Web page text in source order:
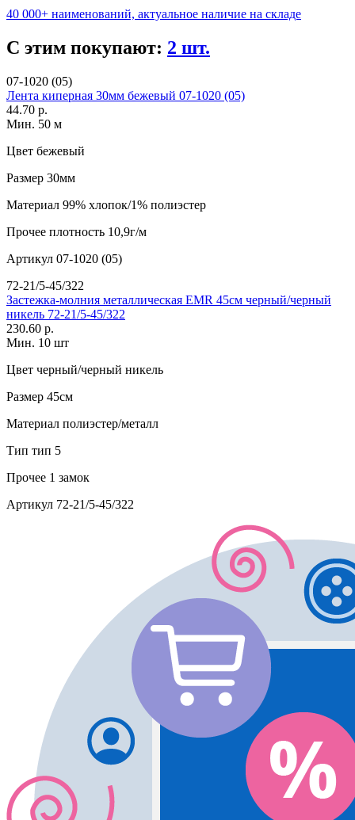
40 000+ наименований, актуальное наличие на складе
С этим покупают: 2 шт.
07-1020 (05)
Лента киперная 30мм бежевый 07-1020 (05)
44.70 р.
Мин. 50 м
Цвет бежевый
Размер 30мм
Материал 99% хлопок/1% полиэстер
Прочее плотность 10,9г/м
Артикул 07-1020 (05)
72-21/5-45/322
Застежка-молния металлическая EMR 45см черный/черный
никель 72-21/5-45/322
230.60 р.
Мин. 10 шт
Цвет черный/черный никель
Размер 45см
Материал полиэстер/металл
Тип тип 5
Прочее 1 замок
Артикул 72-21/5-45/322